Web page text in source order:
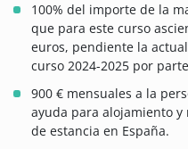
100% del importe de la
que para este curso
euros, pendiente la
curso 2024-2025 por
900 € mensuales a la
ayuda para alojamiento
de estancia en España.